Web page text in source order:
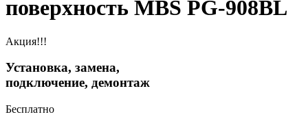
поверхность MBS PG-908BL
Акция!!!
Установка, замена,
подключение, демонтаж
Бесплатно